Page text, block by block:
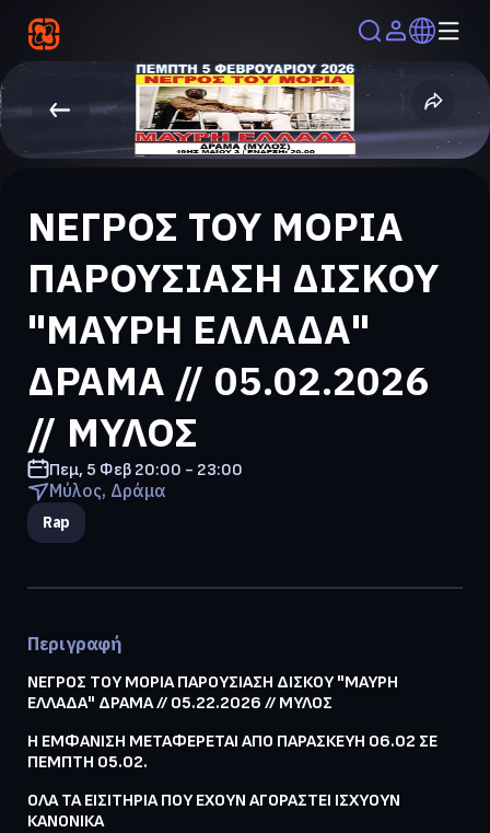
ΝΕΓΡΟΣ ΤΟΥ ΜΟΡΙΑ
ΠΑΡΟΥΣΙΑΣΗ ΔΙΣΚΟΥ
"ΜΑΥΡΗ ΕΛΛΑΔΑ"
ΔΡΑΜΑ // 05.02.2026
// ΜΥΛΟΣ
Πεμ, 5 Φεβ 20:00 - 23:00
Μύλος, Δράμα
Rap
Περιγραφή
ΝΕΓΡΟΣ ΤΟΥ ΜΟΡΙΑ ΠΑΡΟΥΣΙΑΣΗ ΔΙΣΚΟΥ "ΜΑΥΡΗ
ΕΛΛΑΔΑ" ΔΡΑΜΑ // 05.22.2026 // ΜΥΛΟΣ
Η ΕΜΦΑΝΙΣΗ ΜΕΤΑΦΕΡΕΤΑΙ ΑΠΟ ΠΑΡΑΣΚΕΥΗ 06.02 ΣΕ
ΠΕΜΠΤΗ 05.02.
ΟΛΑ ΤΑ ΕΙΣΙΤΗΡΙΑ ΠΟΥ ΕΧΟΥΝ ΑΓΟΡΑΣΤΕΙ ΙΣΧΥΟΥΝ
ΚΑΝΟΝΙΚΑ